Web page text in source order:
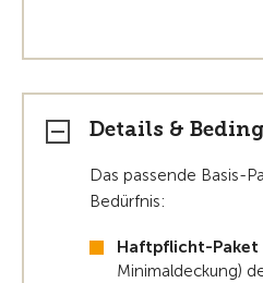
Details &
Das passende Basis-
Bedürfnis:
Haftpflicht-Paket
Minimaldeckung)